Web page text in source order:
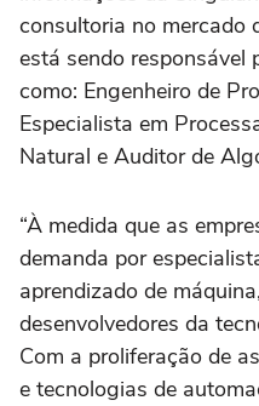
consultoria no mercado
está sendo responsável
como: Engenheiro de
Especialista em
Natural e Auditor de
“À medida que as
demanda por
aprendizado de
desenvolvedores da
Com a proliferação de
e tecnologias de